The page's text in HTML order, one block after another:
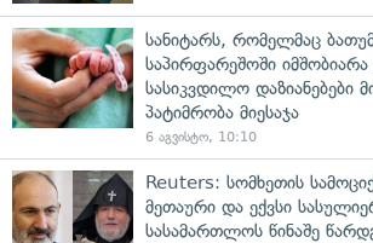
სანიტარს, რომელმაც
საპირფარეშოში
სასიკვდილო დაზიანებები
პატიმრობა მიესაჯა
6 აგვისტო, 10:10
Reuters: სომხეთის
მეთაური და ექვსი
სასამართლოს წინაშე